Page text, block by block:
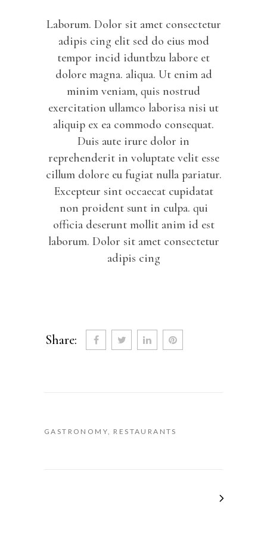
Laborum. Dolor sit amet consectetur
adipis cing elit sed do eius mod
tempor incid iduntbzu labore et
dolore magna. aliqua. Ut enim ad
minim veniam, quis nostrud
exercitation ullamco laborisa nisi ut
aliquip ex ea commodo consequat.
Duis aute irure dolor in
reprehenderit in voluptate velit esse
cillum dolore eu fugiat nulla pariatur.
Excepteur sint occaecat cupidatat
non proident sunt in culpa. qui
officia deserunt mollit anim id est
laborum. Dolor sit amet consectetur
adipis cing
Share:
GASTRONOMY RESTAURANTS